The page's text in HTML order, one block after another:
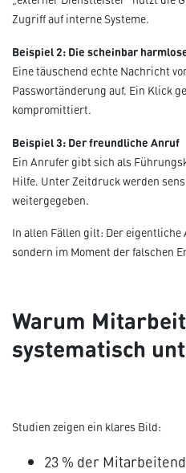
Zugriff auf interne Systeme.
Beispiel 2: Die scheinbar
Eine täuschend echte Nachricht
Passwortänderung auf. Ein Klick
kompromittiert.
Beispiel 3: Der freundliche Anruf
Ein Anrufer gibt sich als
Hilfe. Unter Zeitdruck werden
weitergegeben.
In allen Fällen gilt: Der
sondern im Moment der falschen
Warum
systematisch
Studien zeigen ein klares Bild:
23 % der